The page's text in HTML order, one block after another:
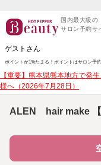
国内最大級の
サロン予約サ
ゲストさん
ポイントが1%たまる！ ポイントはサロン予
【重要】熊本県熊本地方で発
様へ（2026年7月28日）
ALEN hair make 【